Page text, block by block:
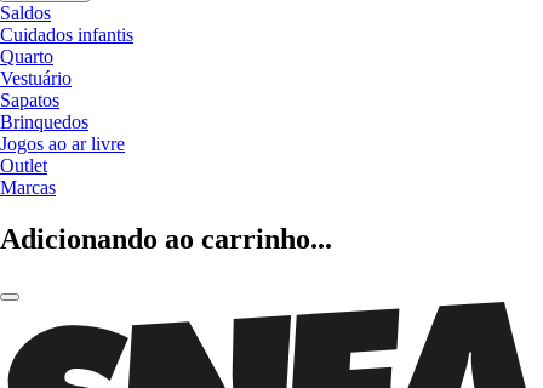
Saldos
Cuidados infantis
Quarto
Vestuário
Sapatos
Brinquedos
Jogos ao ar livre
Outlet
Marcas
Adicionando ao carrinho...